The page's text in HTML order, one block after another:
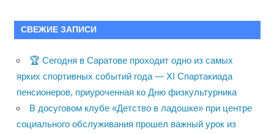
СВЕЖИЕ ЗАПИСИ
🏆 Сегодня в Саратове проходит одно из самых
ярких спортивных событий года — XI Спартакиада
пенсионеров, приуроченная ко Дню физкультурника
В досуговом клубе «Детство в ладошке» при центре
социального обслуживания прошел важный урок из